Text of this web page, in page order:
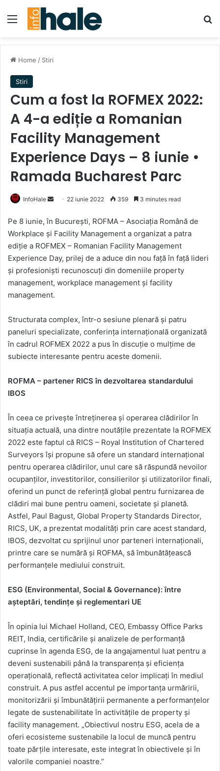
Menu
Home / Stiri
Stiri
Cum a fost la ROFMEX 2022:
A 4-a ediție a Romanian
Facility Management
Experience Days – 8 iunie •
Ramada Bucharest Parc
InfoHale
Send
email
22 iunie 2022 359 3 minutes read
Pe 8 iunie, în București, ROFMA – Asociația Română de
Workplace și Facility Management a organizat a patra
ediție a ROFMEX – Romanian Facility Management
Experience Day, prilej de a aduce din nou față în față lideri
și profesioniști recunoscuți din domeniile property
management, workplace management și facility
management.
Structurata complex, într-o sesiune plenară și patru
paneluri specializate, conferința internațională organizată
în cadrul ROFMEX 2022 a pus în discuție o mulțime de
subiecte interesante pentru aceste domenii.
ROFMA – partener RICS în dezvoltarea standardului
IBOS
În ceea ce privește întreținerea și operarea clădirilor în
situația actuală, una dintre noutățile prezentate la ROFMEX
2022 este faptul că RICS – Royal Institution of Chartered
Surveyors își propune să ofere un standard internațional
pentru operarea clădirilor, unul care să răspundă nevoilor
ocupanților, investitorilor, consilierilor și utilizatorilor finali,
oferind un punct de referință global pentru furnizarea de
clădiri mai bune pentru oameni, societate și planetă.
Astfel, Paul Bagust, Global Property Standards Director,
RICS, UK, a prezentat modalități prin care acest standard,
IBOS, dezvoltat cu sprijinul unor parteneri internaționali,
printre care se numără și ROFMA, să îmbunătățească
performanțele mediului construit.
ESG (Environmental, Social & Governance): între
așteptări, tendințe și reglementari UE
În opinia lui Michael Holland, CEO, Embassy Office Parks
REIT, India, certificările și analizele de performanță
cuprinse în agenda ESG, de la angajamentul luat pentru a
deveni sustenabili până la transparența și eficiența
operațională, reflectă activitatea celor implicați în mediul
construit. A pus astfel accentul pe importanța urmăririi,
monitorizării și îmbunătățirii permanente a performanțelor
legate de sustenabilitate în activitățile de property și
facility management. „Obiectivul nostru ESG, acela de a
oferi ecosisteme sustenabile la locul de muncă pentru
toate părțile interesate, este integrat în obiectivele și în
valorile companiei noastre.”